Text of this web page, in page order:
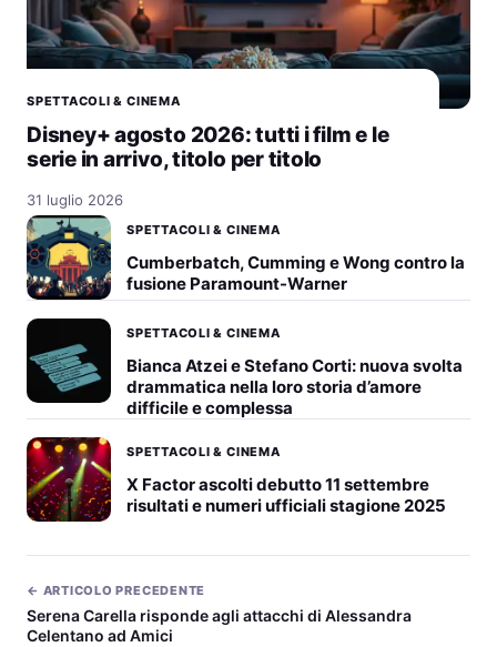
SPETTACOLI & CINEMA
Disney+ agosto 2026: tutti i film e le
serie in arrivo, titolo per titolo
31 luglio 2026
SPETTACOLI & CINEMA
Cumberbatch, Cumming e Wong contro la
fusione Paramount-Warner
SPETTACOLI & CINEMA
Bianca Atzei e Stefano Corti: nuova svolta
drammatica nella loro storia d’amore
difficile e complessa
SPETTACOLI & CINEMA
X Factor ascolti debutto 11 settembre
risultati e numeri ufficiali stagione 2025
← ARTICOLO PRECEDENTE
Serena Carella risponde agli attacchi di Alessandra
Celentano ad Amici